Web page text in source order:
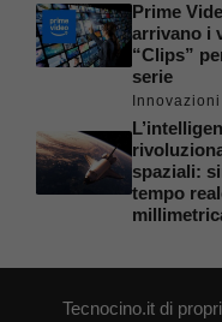
Prime
arrivano i
“Clips”
serie
spaziali:
tempo
Tecnocino.it di